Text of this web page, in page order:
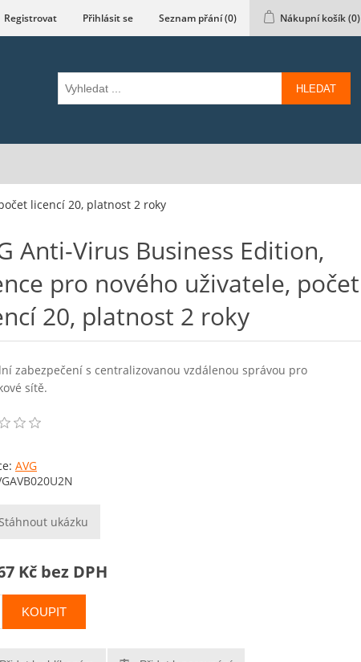
Registrovat Přihlásit se Seznam přání(0) Nákupní košík(0)
HLEDAT
licencí 20, platnost 2 roky
Anti-Virus Business Edition,
pro nového uživatele, počet
20, platnost 2 roky
zabezpečení s centralizovanou vzdálenou správou pro
sítě.
AVG
Stáhnout ukázku
Kč bez DPH
KOUPIT